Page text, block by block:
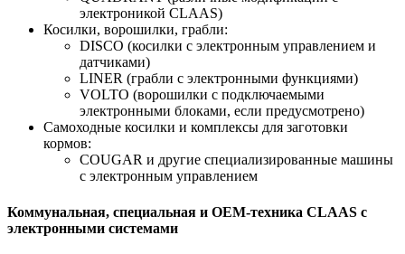
электроникой CLAAS)
Косилки, ворошилки, грабли:
DISCO (косилки с электронным управлением и
датчиками)
LINER (грабли с электронными функциями)
VOLTO (ворошилки с подключаемыми
электронными блоками, если предусмотрено)
Самоходные косилки и комплексы для заготовки
кормов:
COUGAR и другие специализированные машины
с электронным управлением
Коммунальная, специальная и OEM-техника CLAAS с
электронными системами